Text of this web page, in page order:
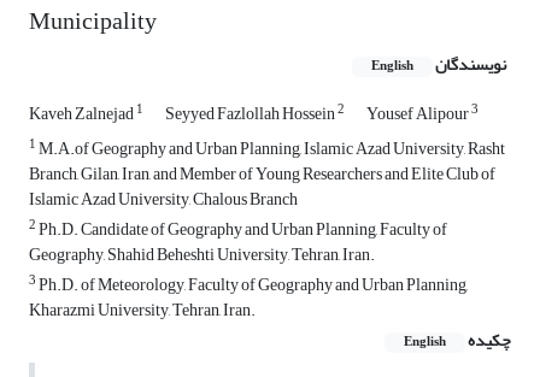
Municipality
نویسندگان English
Kaveh Zalnejad1 Seyyed Fazlollah Hossein2 Yousef Alipour3
1M.A.of Geography and Urban Planning, Islamic Azad University, Rasht
Branch, Gilan, Iran, and Member of Young Researchers and Elite Club of
Islamic Azad University, Chalous Branch
2Ph.D. Candidate of Geography and Urban Planning, Faculty of
Geography, Shahid Beheshti University, Tehran, Iran.
3Ph.D. of Meteorology, Faculty of Geography and Urban Planning,
Kharazmi University, Tehran, Iran.
چکیده
English